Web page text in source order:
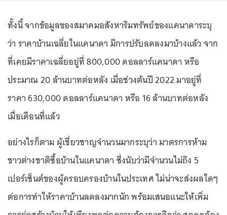
ทั้งนี้ จากข้อมูลของสมาคมอสังหาริมทรัพย์ของแคนาดาระบุ
ว่า ราคาบ้านเฉลี่ยในแคนาดา มีการปรับลดลงมาบ้างแล้ว จาก
ที่เคยมีราคาเฉลี่ยอยู่ที่ 800,000 ดอลลาร์แคนาดา หรือ
ประมาณ 20 ล้านบาทต่อหลัง เมื่อช่วงต้นปี 2022 มาอยู่ที่
ราคา 630,000 ดอลลาร์แคนาดา หรือ 16 ล้านบาทต่อหลัง
เมื่อเดือนที่แล้ว
อย่างไรก็ตาม ผู้เชี่ยวชาญจำนวนมากระบุว่า มาตรการห้าม
ชาวต่างชาติซื้อบ้านในแคนาดา ซึ่งนับว่ามีจำนวนไม่ถึง 5
เปอร์เซ็นต์ของผู้ครอบครองบ้านในประเทศ ไม่น่าจะส่งผลใดๆ
ต่อการทำให้ราคาบ้านลดลงมากนัก พร้อมเสนอแนะให้เพิ่ม